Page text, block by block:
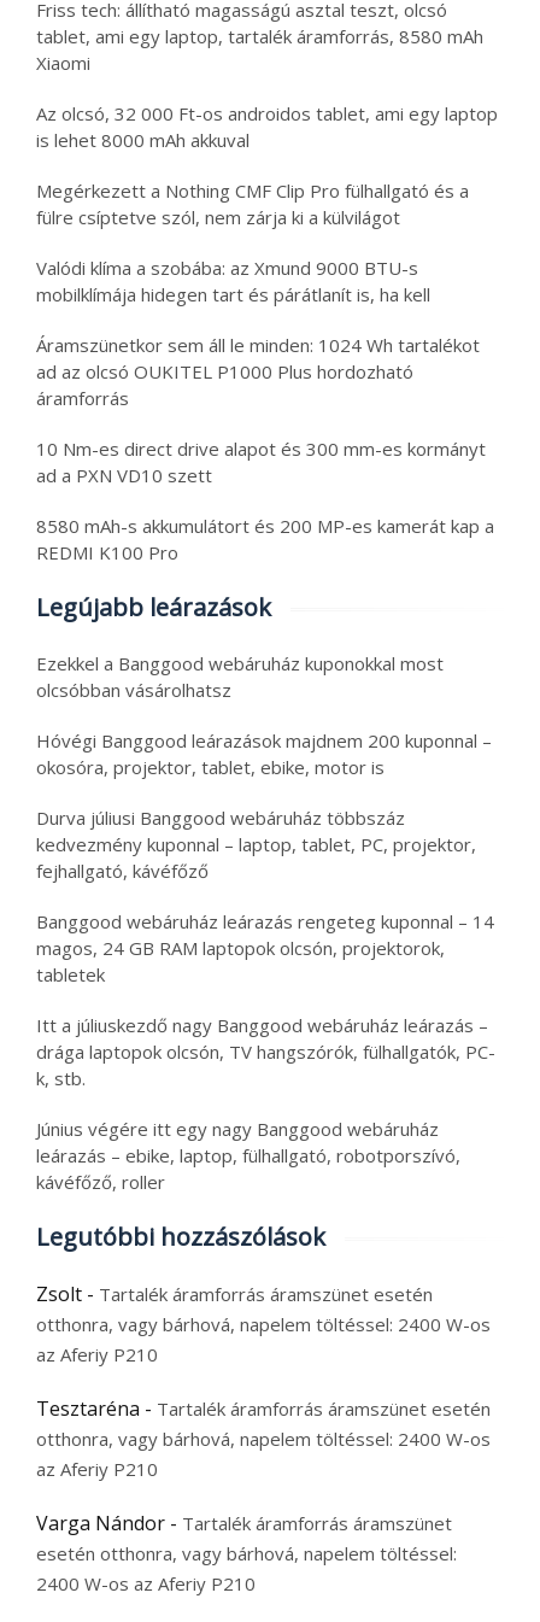
Friss tech: állítható magasságú asztal teszt, olcsó
tablet, ami egy laptop, tartalék áramforrás, 8580 mAh
Xiaomi
Az olcsó, 32 000 Ft-os androidos tablet, ami egy laptop
is lehet 8000 mAh akkuval
Megérkezett a Nothing CMF Clip Pro fülhallgató és a
fülre csíptetve szól, nem zárja ki a külvilágot
Valódi klíma a szobába: az Xmund 9000 BTU-s
mobilklímája hidegen tart és párátlanít is, ha kell
Áramszünetkor sem áll le minden: 1024 Wh tartalékot
ad az olcsó OUKITEL P1000 Plus hordozható
áramforrás
10 Nm-es direct drive alapot és 300 mm-es kormányt
ad a PXN VD10 szett
8580 mAh-s akkumulátort és 200 MP-es kamerát kap a
REDMI K100 Pro
Legújabb leárazások
Ezekkel a Banggood webáruház kuponokkal most
olcsóbban vásárolhatsz
Hóvégi Banggood leárazások majdnem 200 kuponnal –
okosóra, projektor, tablet, ebike, motor is
Durva júliusi Banggood webáruház többszáz
kedvezmény kuponnal – laptop, tablet, PC, projektor,
fejhallgató, kávéfőző
Banggood webáruház leárazás rengeteg kuponnal – 14
magos, 24 GB RAM laptopok olcsón, projektorok,
tabletek
Itt a júliuskezdő nagy Banggood webáruház leárazás –
drága laptopok olcsón, TV hangszórók, fülhallgatók, PC-
k, stb.
Június végére itt egy nagy Banggood webáruház
leárazás – ebike, laptop, fülhallgató, robotporszívó,
kávéfőző, roller
Legutóbbi hozzászólások
Zsolt - Tartalék áramforrás áramszünet esetén
otthonra, vagy bárhová, napelem töltéssel: 2400 W-os
az Aferiy P210
Tesztaréna - Tartalék áramforrás áramszünet esetén
otthonra, vagy bárhová, napelem töltéssel: 2400 W-os
az Aferiy P210
Varga Nándor - Tartalék áramforrás áramszünet
esetén otthonra, vagy bárhová, napelem töltéssel:
2400 W-os az Aferiy P210